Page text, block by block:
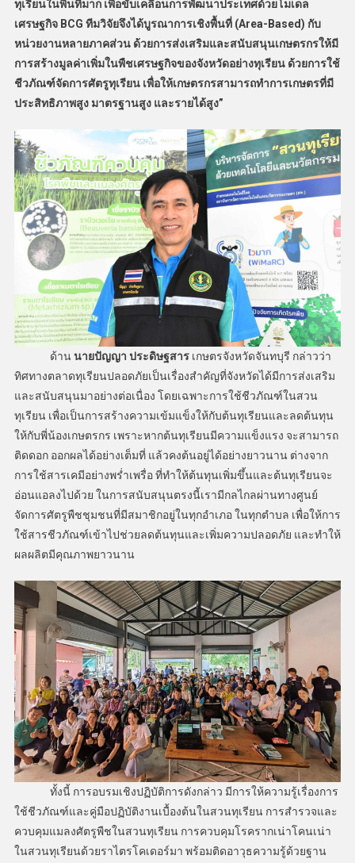
ทุเรียนในพื้นที่มาก เพื่อขับเคลื่อนการพัฒนาประเทศด้วยโมเดล
เศรษฐกิจ BCG ทีมวิจัยจึงได้บูรณาการเชิงพื้นที่ (Area-Based) กับ
หน่วยงานหลายภาคส่วน ด้วยการส่งเสริมและสนับสนุนเกษตรกรให้มี
การสร้างมูลค่าเพิ่มในพืชเศรษฐกิจของจังหวัดอย่างทุเรียน ด้วยการใช้
ชีวภัณฑ์จัดการศัตรูทุเรียน เพื่อให้เกษตรกรสามารถทำการเกษตรที่มี
ประสิทธิภาพสูง มาตรฐานสูง และรายได้สูง”
ด้านนายปัญญา ประดิษฐสาร เกษตรจังหวัดจันทบุรี กล่าวว่า
ทิศทางตลาดทุเรียนปลอดภัยเป็นเรื่องสำคัญที่จังหวัดได้มีการส่งเสริม
และสนับสนุนมาอย่างต่อเนื่อง โดยเฉพาะการใช้ชีวภัณฑ์ในสวน
ทุเรียน เพื่อเป็นการสร้างความเข้มแข็งให้กับต้นทุเรียนและลดต้นทุน
ให้กับพี่น้องเกษตรกร เพราะหากต้นทุเรียนมีความแข็งแรง จะสามารถ
ติดดอก ออกผลได้อย่างเต็มที่ แล้วคงต้นอยู่ได้อย่างยาวนาน ต่างจาก
การใช้สารเคมีอย่างพร่ำเพรื่อ ที่ทำให้ต้นทุนเพิ่มขึ้นและต้นทุเรียนจะ
อ่อนแอลงไปด้วย ในการสนับสนุนตรงนี้เรามีกลไกลผ่านทางศูนย์
จัดการศัตรูพืชชุมชนที่มีสมาชิกอยู่ในทุกอำเภอ ในทุกตำบล เพื่อให้การ
ใช้สารชีวภัณฑ์เข้าไปช่วยลดต้นทุนและเพิ่มความปลอดภัย และทำให้
ผลผลิตมีคุณภาพยาวนาน
ทั้งนี้ การอบรมเชิงปฏิบัติการดังกล่าว มีการให้ความรู้เรื่องการ
ใช้ชีวภัณฑ์และคู่มือปฏิบัติงานเบื้องต้นในสวนทุเรียน การสำรวจและ
ควบคุมแมลงศัตรูพืชในสวนทุเรียน การควบคุมโรครากเน่าโคนเน่า
ในสวนทุเรียนด้วยราไตรโคเดอร์มา พร้อมติดอาวุธความรู้ด้วยฐาน